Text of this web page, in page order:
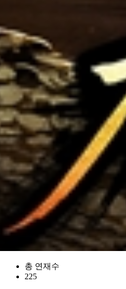
총 연재수
225